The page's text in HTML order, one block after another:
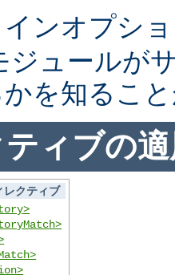
インオプシ
ジュールが
を知るこ
ィブの
レクティブ